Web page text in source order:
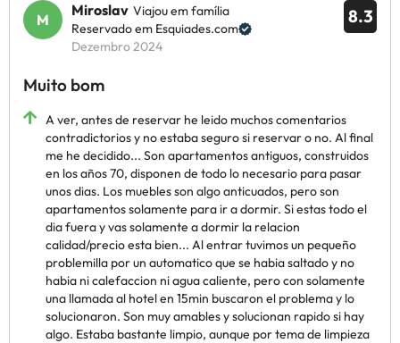
8.3
Miroslav Viajou em família
Reservado em Esquiades.com
Dezembro 2024
Muito bom
A ver, antes de reservar he leido muchos comentarios
contradictorios y no estaba seguro si reservar o no. Al final
me he decidido... Son apartamentos antiguos, construidos
en los años 70, disponen de todo lo necesario para pasar
unos dias. Los muebles son algo anticuados, pero son
apartamentos solamente para ir a dormir. Si estas todo el
dia fuera y vas solamente a dormir la relacion
calidad/precio esta bien... Al entrar tuvimos un pequeño
problemilla por un automatico que se habia saltado y no
habia ni calefaccion ni agua caliente, pero con solamente
una llamada al hotel en 15min buscaron el problema y lo
solucionaron. Son muy amables y solucionan rapido si hay
algo. Estaba bastante limpio, aunque por tema de limpieza